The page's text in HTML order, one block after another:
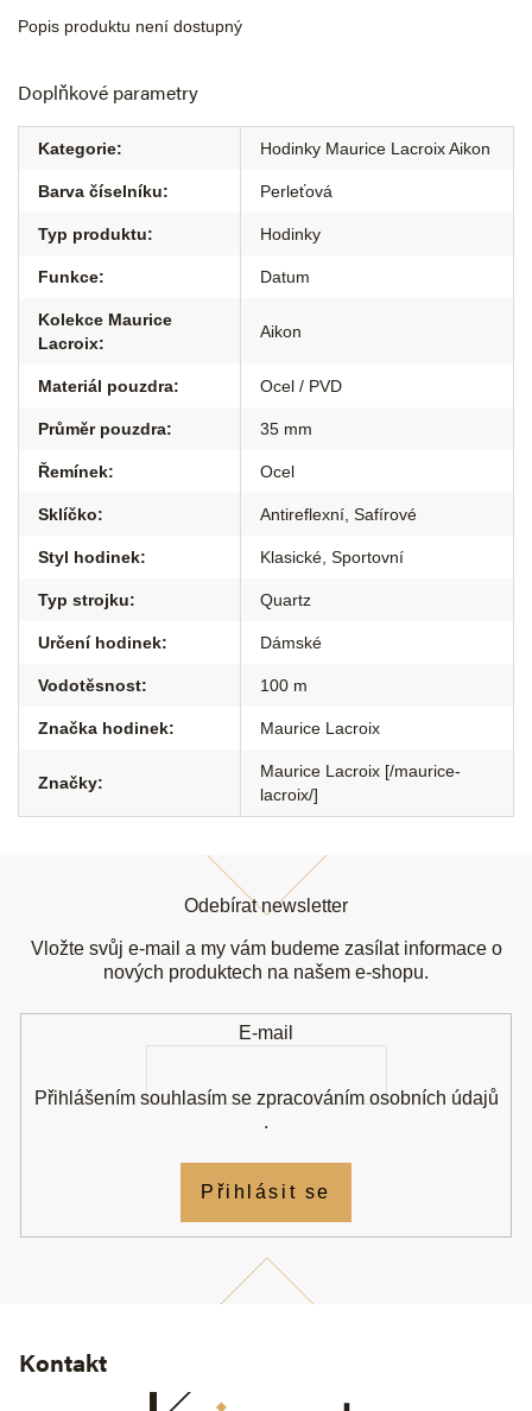
Popis produktu není dostupný
Doplňkové parametry
Kategorie: Hodinky Maurice Lacroix Aikon
Barva číselníku: Perleťová
Typ produktu: Hodinky
Funkce: Datum
Kolekce Maurice
Lacroix:
Aikon
Materiál pouzdra: Ocel / PVD
Průměr pouzdra: 35 mm
Řemínek: Ocel
Sklíčko: Antireflexní Safírové
Styl hodinek: Klasické Sportovní
Typ strojku: Quartz
Určení hodinek: Dámské
Vodotěsnost: 100 m
Značka hodinek: Maurice Lacroix
Značky:
Maurice Lacroix [/maurice-
lacroix/]
Kontakt
Odebírat newsletter
Vložte svůj e-mail a my vám budeme zasílat informace o
nových produktech na našem e-shopu.
E-mail
Přihlášením souhlasím se zpracováním osobních údajů
.
Přihlásit se